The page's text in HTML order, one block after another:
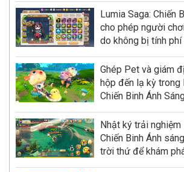
Lumia Saga: Chiến
cho phép người
do không bị tính phí
Ghép Pet và giám
hộp đến lạ kỳ trong
Chiến Binh Ánh
Nhật ký trải nghiệm
Chiến Binh Ánh
trời thứ để khám